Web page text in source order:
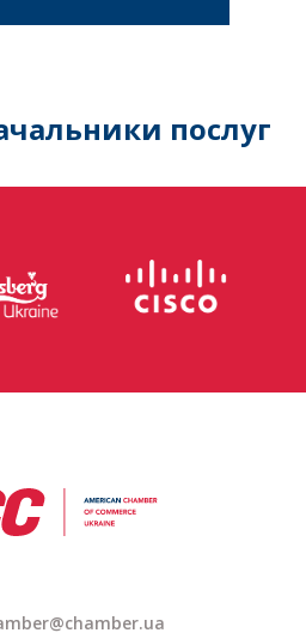
послуг